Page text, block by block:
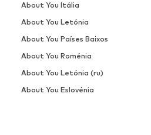
About You Itália
About You Letónia
About You Países Baixos
About You Roménia
About You Letónia (ru)
About You Eslovénia